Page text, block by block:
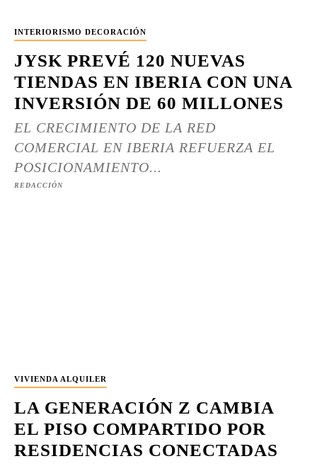
INTERIORISMO DECORACIÓN
JYSK PREVÉ 120 NUEVAS
TIENDAS EN IBERIA CON UNA
INVERSIÓN DE 60 MILLONES
EL CRECIMIENTO DE LA RED
COMERCIAL EN IBERIA REFUERZA EL
POSICIONAMIENTO...
REDACCIÓN
VIVIENDA ALQUILER
LA GENERACIÓN Z CAMBIA
EL PISO COMPARTIDO POR
RESIDENCIAS CONECTADAS